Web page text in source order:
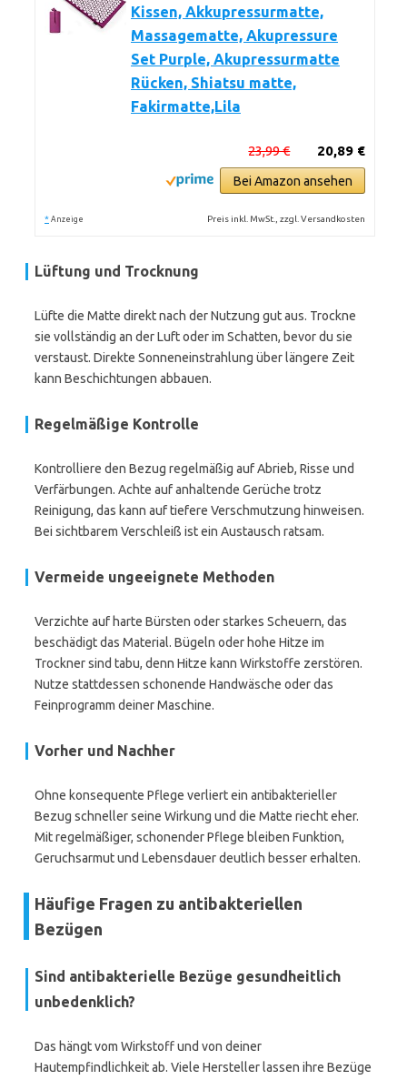
Kissen, Akkupressurmatte,
Massagematte, Akupressure
Set Purple, Akupressurmatte
Rücken, Shiatsu matte,
Fakirmatte,Lila
20,89 €
23,99 €
Bei Amazon ansehen
* Anzeige Preis inkl. MwSt., zzgl. Versandkosten
Lüftung und Trocknung
Lüfte die Matte direkt nach der Nutzung gut aus. Trockne
sie vollständig an der Luft oder im Schatten, bevor du sie
verstaust. Direkte Sonneneinstrahlung über längere Zeit
kann Beschichtungen abbauen.
Regelmäßige Kontrolle
Kontrolliere den Bezug regelmäßig auf Abrieb, Risse und
Verfärbungen. Achte auf anhaltende Gerüche trotz
Reinigung, das kann auf tiefere Verschmutzung hinweisen.
Bei sichtbarem Verschleiß ist ein Austausch ratsam.
Vermeide ungeeignete Methoden
Verzichte auf harte Bürsten oder starkes Scheuern, das
beschädigt das Material. Bügeln oder hohe Hitze im
Trockner sind tabu, denn Hitze kann Wirkstoffe zerstören.
Nutze stattdessen schonende Handwäsche oder das
Feinprogramm deiner Maschine.
Vorher und Nachher
Ohne konsequente Pflege verliert ein antibakterieller
Bezug schneller seine Wirkung und die Matte riecht eher.
Mit regelmäßiger, schonender Pflege bleiben Funktion,
Geruchsarmut und Lebensdauer deutlich besser erhalten.
Häufige Fragen zu antibakteriellen
Bezügen
Sind antibakterielle Bezüge gesundheitlich
unbedenklich?
Das hängt vom Wirkstoff und von deiner
Hautempfindlichkeit ab. Viele Hersteller lassen ihre Bezüge